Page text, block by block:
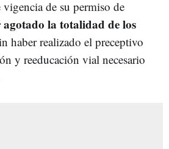
de su permiso de
la totalidad de los
haber realizado el preceptivo
y reeducación vial necesario